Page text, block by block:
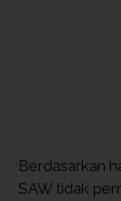
Berdasarkan
SAW tidak